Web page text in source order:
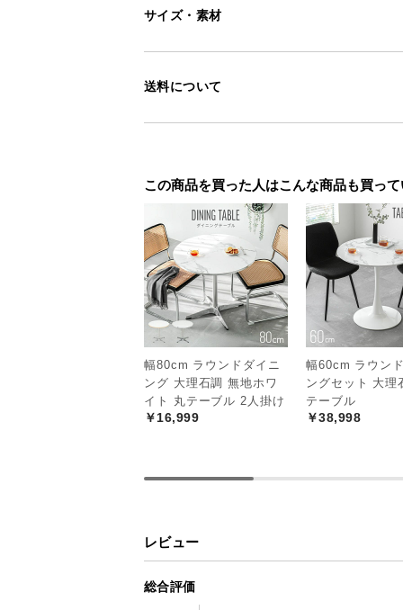
サイズ・素材
送料について
この商品を買った人はこんな商品も買っ
幅80cm ラウンドダイニ
ング 大理石調 無地ホワ
イト 丸テーブル 2人掛け
￥16,999
幅60cm ラウン
ングセット 大理
テーブル
￥38,998
レビュー
総合評価